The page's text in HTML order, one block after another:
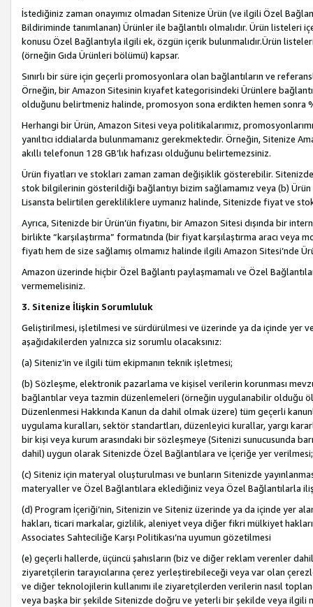
İstediğiniz zaman onayımız olmadan Sitenize Ürün (ve ilgili Özel
Bildiriminde tanımlanan) Ürünler ile bağlantılı olmalıdır. Ürün listeleri
konusu Özel Bağlantıyla ilgili ek, özgün içerik bulunmalıdır.Ürün
(örneğin Gıda Ürünleri bölümü) kapsar.
Sınırlı bir süre için geçerli promosyonlara olan bağlantıların ve
Örneğin, bir Amazon Sitesinin kıyafet kategorisindeki Ürünlere
olduğunu belirtmeniz halinde, promosyon sona erdikten hemen sonra
Herhangi bir Ürün, Amazon Sitesi veya politikalarımız,
yanıltıcı iddialarda bulunmamanız gerekmektedir. Örneğin, Sitenize
akıllı telefonun 128 GB’lık hafızası olduğunu belirtemezsiniz.
Ürün fiyatları ve stokları zaman zaman değişiklik gösterebilir.
stok bilgilerinin gösterildiği bağlantıyı bizim sağlamamız veya (b)
Lisansta belirtilen gerekliliklere uymanız halinde, Sitenizde fiyat ve
Ayrıca, Sitenizde bir Ürün’ün fiyatını, bir Amazon Sitesi dışında bir
birlikte “karşılaştırma” formatında (bir fiyat karşılaştırma aracı veya
fiyatı hem de size sağlamış olmamız halinde ilgili Amazon Sitesi’nde
Amazon üzerinde hiçbir Özel Bağlantı paylaşmamalı ve Özel
vermemelisiniz.
3. Sitenize İlişkin Sorumluluk
Geliştirilmesi, işletilmesi ve sürdürülmesi ve üzerinde ya da içinde yer
aşağıdakilerden yalnızca siz sorumlu olacaksınız:
(a) Siteniz’in ve ilgili tüm ekipmanın teknik işletmesi;
(b) Sözleşme, elektronik pazarlama ve kişisel verilerin korunması
bağlantılar veya tazmin düzenlemeleri (örneğin uygulanabilir olduğu
Düzenlenmesi Hakkında Kanun da dahil olmak üzere) tüm geçerli
uygulama kuralları, sektör standartları, düzenleyici kurallar, yargı
bir kişi veya kurum arasındaki bir sözleşmeye (Sitenizi sunucusunda
dahil) uygun olarak Sitenizde Özel Bağlantılara ve İçeriğe yer verilmesi;
(c) Siteniz için materyal oluşturulması ve bunların Sitenizde
materyaller ve Özel Bağlantılara eklediğiniz veya Özel Bağlantılarla
(d) Program İçeriği’nin, Sitenizin ve Siteniz üzerinde ya da içinde yer
hakları, ticari markalar, gizlilik, aleniyet veya diğer fikri mülkiyet
Associates Sahteciliğe Karşı Politikası’na uyumun gözetilmesi
(e) geçerli hallerde, üçüncü şahısların (biz ve diğer reklam verenler
ziyaretçilerin tarayıcılarına çerez yerleştirebileceği veya var olan
ve diğer teknolojilerin kullanımı ile ziyaretçilerden verilerin nasıl
veya başka bir şekilde Sitenizde doğru ve yeterli bir şekilde veya ilgili